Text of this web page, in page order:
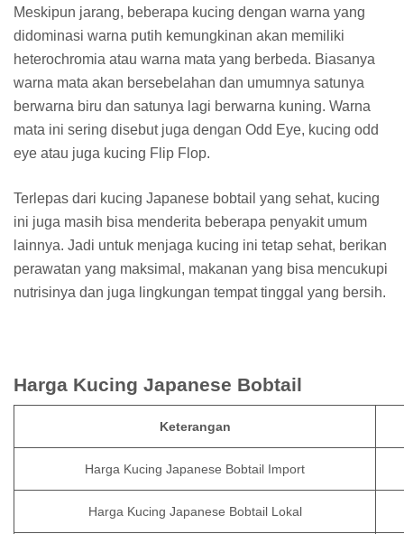
Meskipun jarang, beberapa kucing dengan warna yang
didominasi warna putih kemungkinan akan memiliki
heterochromia atau warna mata yang berbeda. Biasanya
warna mata akan bersebelahan dan umumnya satunya
berwarna biru dan satunya lagi berwarna kuning. Warna
mata ini sering disebut juga dengan Odd Eye, kucing odd
eye atau juga kucing Flip Flop.
Terlepas dari kucing Japanese bobtail yang sehat, kucing
ini juga masih bisa menderita beberapa penyakit umum
lainnya. Jadi untuk menjaga kucing ini tetap sehat, berikan
perawatan yang maksimal, makanan yang bisa mencukupi
nutrisinya dan juga lingkungan tempat tinggal yang bersih.
Harga Kucing Japanese Bobtail
Keterangan
Harga Kucing Japanese Bobtail Import
Harga Kucing Japanese Bobtail Lokal